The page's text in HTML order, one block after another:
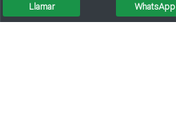
Llamar WhatsApp